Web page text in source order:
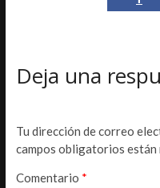
Deja una
Tu dirección de correo
campos obligatorios están
Comentario *